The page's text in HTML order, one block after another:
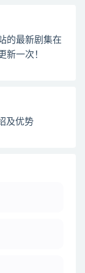
的最新剧集在
新一次！
及优势